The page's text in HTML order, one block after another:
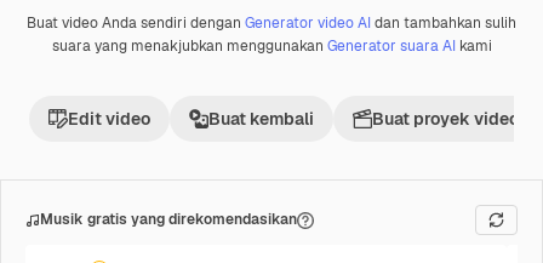
Buat video Anda sendiri dengan Generator video AIdan tambahkan sulih
suara yang menakjubkan menggunakan Generator suara AIkami
Edit video Buat kembali Buat proyek video
Musik gratis yang direkomendasikan